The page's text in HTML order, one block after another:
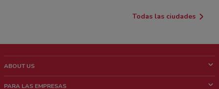
Todas las ciudades
ABOUT US
PARA LAS EMPRESAS